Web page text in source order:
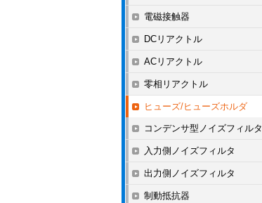
電磁接触器
DCリアクトル
ACリアクトル
零相リアクトル
ヒューズ/ヒューズホルダ
コンデンサ型ノイズフィルタ
入力側ノイズフィルタ
出力側ノイズフィルタ
制動抵抗器